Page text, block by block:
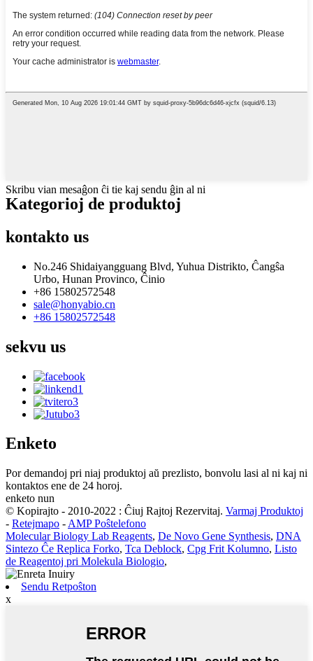
Skribu vian mesaĝon ĉi tie kaj sendu ĝin al ni
Kategorioj de produktoj
kontakto us
No.246 Shidaiyangguang Blvd, Yuhua Distrikto, Ĉangŝa
Urbo, Hunan Provinco, Ĉinio
+86 15802572548
sale@honyabio.cn
+86 15802572548
sekvu us
Enketo
Por demandoj pri niaj produktoj aŭ prezlisto, bonvolu lasi al ni kaj ni
kontaktos ene de 24 horoj.
enketo nun
© Kopirajto - 2010-2022 : Ĉiuj Rajtoj Rezervitaj. Varmaj Produktoj
- Retejmapo - AMP Poŝtelefono
Molecular Biology Lab Reagents, De Novo Gene Synthesis, DNA
Sintezo Ĉe Replica Forko, Tca Deblock, Cpg Frit Kolumno, Listo
de Reagentoj pri Molekula Biologio,
Sendu Retpoŝton
x